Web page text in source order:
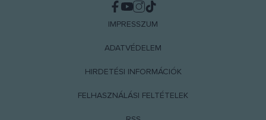
IMPRESSZUM
ADATVÉDELEM
HIRDETÉSI INFORMÁCIÓK
FELHASZNÁLÁSI FELTÉTELEK